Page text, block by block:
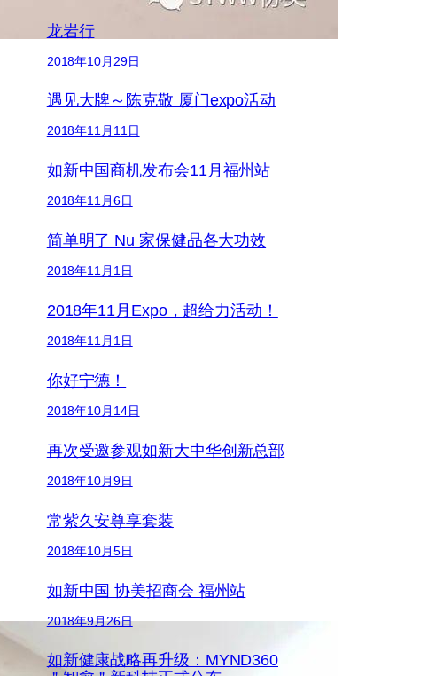
龙岩行
2018年10月29日
遇见大牌～陈克敬 厦门expo活动
2018年11月11日
如新中国商机发布会11月福州站
2018年11月6日
简单明了 Nu 家保健品各大功效
2018年11月1日
2018年11月Expo，超给力活动！
2018年11月1日
你好宁德！
2018年10月14日
再次受邀参观如新大中华创新总部
2018年10月9日
常紫久安尊享套装
2018年10月5日
如新中国 协美招商会 福州站
2018年9月26日
如新健康战略再升级：MYND360